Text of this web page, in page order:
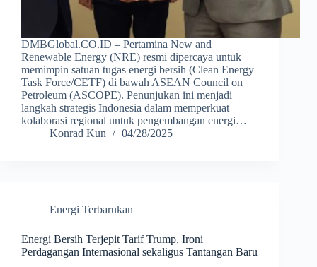
DMBGlobal.CO.ID – Pertamina New and
Renewable Energy (NRE) resmi dipercaya untuk
memimpin satuan tugas energi bersih (Clean Energy
Task Force/CETF) di bawah ASEAN Council on
Petroleum (ASCOPE). Penunjukan ini menjadi
langkah strategis Indonesia dalam memperkuat
kolaborasi regional untuk pengembangan energi…
Konrad Kun
04/28/2025
Energi Terbarukan
Energi Bersih Terjepit Tarif Trump, Ironi
Perdagangan Internasional sekaligus Tantangan Baru